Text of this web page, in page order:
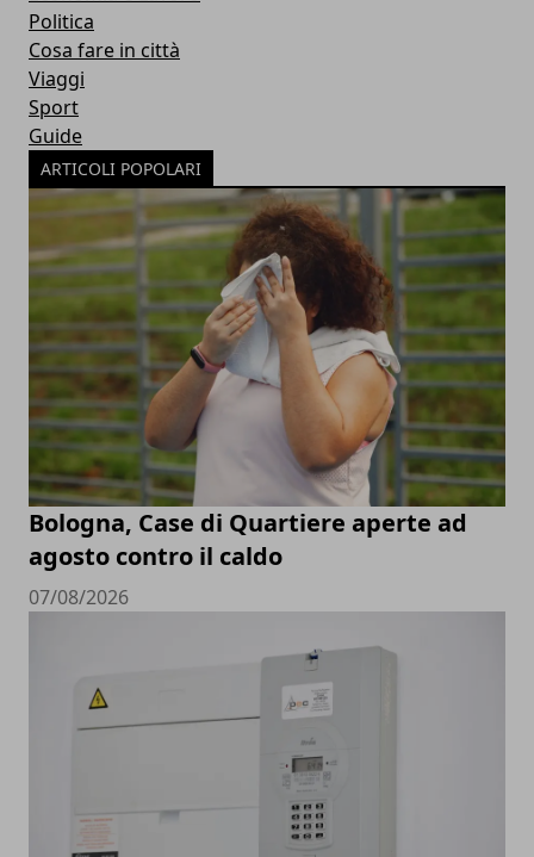
Politica
Cosa fare in città
Viaggi
Sport
Guide
ARTICOLI POPOLARI
Bologna, Case di Quartiere aperte ad
agosto contro il caldo
07/08/2026